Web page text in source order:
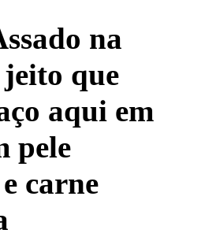
na
que
aqui em
pele
carne